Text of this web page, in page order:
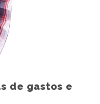
de gastos e